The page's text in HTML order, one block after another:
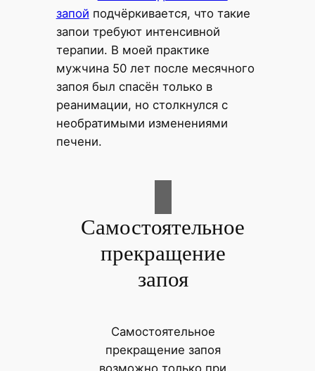
запой подчёркивается, что такие
запои требуют интенсивной
терапии. В моей практике
мужчина 50 лет после месячного
запоя был спасён только в
реанимации, но столкнулся с
необратимыми изменениями
печени.
Самостоятельное
прекращение
запоя
Самостоятельное
прекращение запоя
возможно только при